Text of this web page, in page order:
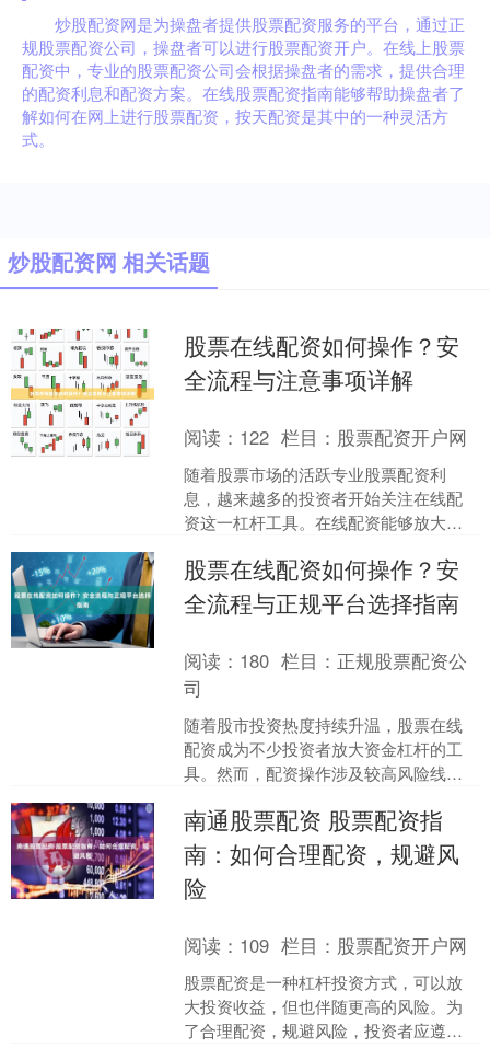
炒股配资网是为操盘者提供股票配资服务的平台，通过正
规股票配资公司，操盘者可以进行股票配资开户。在线上股票
配资中，专业的股票配资公司会根据操盘者的需求，提供合理
的配资利息和配资方案。在线股票配资指南能够帮助操盘者了
解如何在网上进行股票配资，按天配资是其中的一种灵活方
式。
炒股配资网 相关话题
股票在线配资如何操作？安
全流程与注意事项详解
阅读： 122 栏目： 股票配资开户网
随着股票市场的活跃专业股票配资利
息，越来越多的投资者开始关注在线配
资这一杠杆工具。在线配资能够放大投
本文将详细解析股票在线配资....
股票在线配资如何操作？安
全流程与正规平台选择指南
阅读： 180 栏目： 正规股票配资公
司
随着股市投资热度持续升温，股票在线
配资成为不少投资者放大资金杠杆的工
具。然而，配资操作涉及较高风险线上
并选择正规平台，是每位投....
南通股票配资 股票配资指
南：如何合理配资，规避风
险
阅读： 109 栏目： 股票配资开户网
股票配资是一种杠杆投资方式，可以放
大投资收益，但也伴随更高的风险。为
了合理配资，规避风险，投资者应遵循